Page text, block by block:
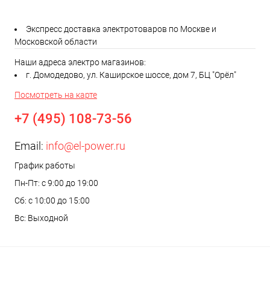
Экспресс доставка электротоваров по Москве и
Московской области
Наши адреса электро магазинов:
г. Домодедово, ул. Каширское шоссе, дом 7, БЦ "Орёл"
Посмотреть на карте
+7 (495) 108-73-56
Email: info@el-power.ru
График работы
Пн-Пт: с 9:00 до 19:00
Сб: с 10:00 до 15:00
Вс: Выходной